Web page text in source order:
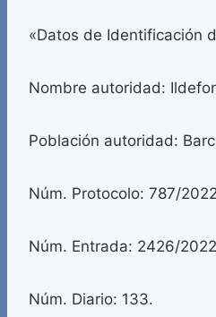
«Datos de Identificación
Nombre autoridad:
Población autoridad:
Núm. Protocolo: 787/
Núm. Entrada: 2426/
Núm. Diario: 133.